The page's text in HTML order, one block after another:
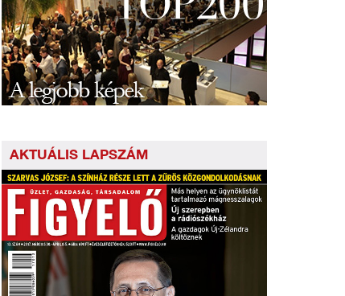
AKTUÁLIS LAPSZÁM